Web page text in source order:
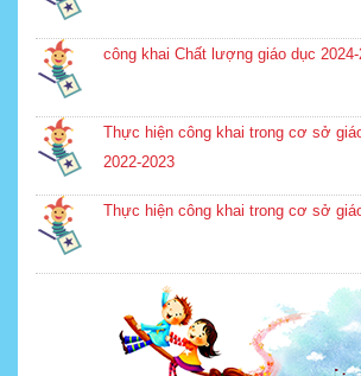
công khai Chất lượng giáo dục 2024-
Thực hiện công khai trong cơ sở
2022-2023
Thực hiện công khai trong cơ sở